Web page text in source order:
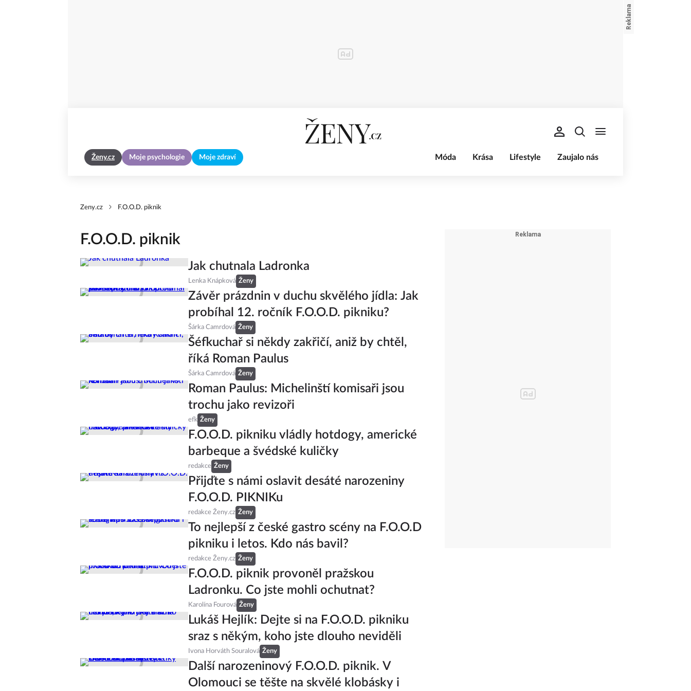
Ženy.cz Moje psychologie Moje zdraví Móda Krása Lifestyle Zaujalo nás
Zeny.cz F.O.O.D. piknik
F.O.O.D. piknik
Jak chutnala Ladronka
Lenka Knápková Ženy
Závěr prázdnin v duchu skvělého jídla: Jak
probíhal 12. ročník F.O.O.D. pikniku?
Šárka Camrdová Ženy
Šéfkuchař si někdy zakřičí, aniž by chtěl,
říká Roman Paulus
Šárka Camrdová Ženy
Roman Paulus: Michelinští komisaři jsou
trochu jako revizoři
efk Ženy
F.O.O.D. pikniku vládly hotdogy, americké
barbeque a švédské kuličky
redakce Ženy
Přijďte s námi oslavit desáté narozeniny
F.O.O.D. PIKNIKu
redakce Ženy.cz Ženy
To nejlepší z české gastro scény na F.O.O.D
pikniku i letos. Kdo nás bavil?
redakce Ženy.cz Ženy
F.O.O.D. piknik provoněl pražskou
Ladronku. Co jste mohli ochutnat?
Karolína Fourová Ženy
Lukáš Hejlík: Dejte si na F.O.O.D. pikniku
sraz s někým, koho jste dlouho neviděli
Ivona Horváth Souralová Ženy
Další narozeninový F.O.O.D. piknik. V
Olomouci se těšte na skvělé klobásky i